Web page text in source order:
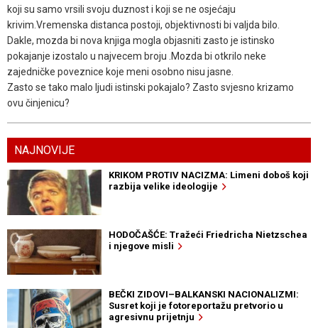
koji su samo vrsili svoju duznost i koji se ne osjećaju
krivim.Vremenska distanca postoji, objektivnosti bi valjda bilo.
Dakle, mozda bi nova knjiga mogla objasniti zasto je istinsko
pokajanje izostalo u najvecem broju .Mozda bi otkrilo neke
zajedničke poveznice koje meni osobno nisu jasne.
Zasto se tako malo ljudi istinski pokajalo? Zasto svjesno krizamo
ovu činjenicu?
NAJNOVIJE
KRIKOM PROTIV NACIZMA: Limeni doboš koji
razbija velike ideologije
HODOČAŠĆE: Tražeći Friedricha Nietzschea
i njegove misli
BEČKI ZIDOVI–BALKANSKI NACIONALIZMI:
Susret koji je fotoreportažu pretvorio u
agresivnu prijetnju